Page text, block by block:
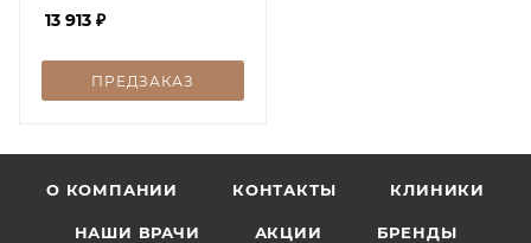
Serum, 30 мл
13 913 ₽
ПРЕДЗАКАЗ
О КОМПАНИИ КОНТАКТЫ КЛИНИКИ
НАШИ ВРАЧИ АКЦИИ БРЕНДЫ